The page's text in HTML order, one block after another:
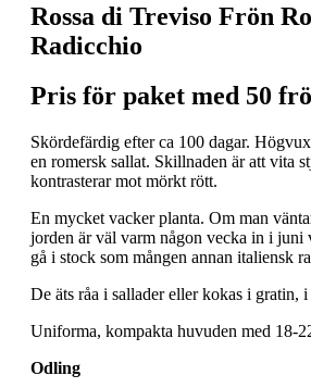
Rossa di Treviso Frön
Radicchio
Pris för paket med 50
Skördefärdig efter ca 100 dagar.
en romersk sallat. Skillnaden är att vita
kontrasterar mot mörkt rött.
En mycket vacker planta. Om man
jorden är väl varm någon vecka in i juni
gå i stock som mången annan italiensk
De äts råa i sallader eller kokas i gratin,
Uniforma, kompakta huvuden med 18-
Odling